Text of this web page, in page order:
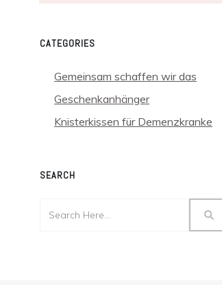
CATEGORIES
Gemeinsam schaffen wir das
Geschenkanhänger
Knisterkissen für Demenzkranke
SEARCH